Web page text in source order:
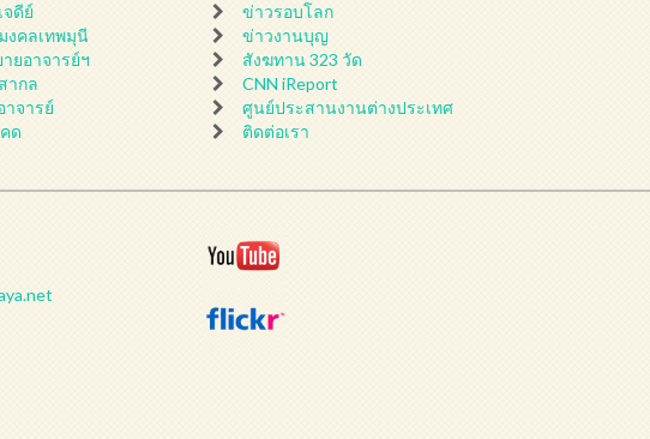
จดีย์
งคลเทพมุนี
ยอาจารย์ฯ
ากล
จารย์
ด
ข่าวรอบโลก
ข่าวงานบุญ
สังฆทาน 323 วัด
CNN iReport
ศูนย์ประสานงานต่างประเทศ
ติดต่อเรา